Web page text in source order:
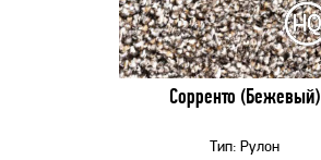
Сорренто (Бежевый)
Тип: Рулон